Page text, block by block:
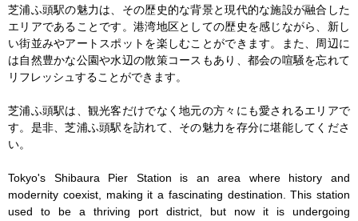
芝浦ふ頭駅の魅力は、その歴史的な背景と現代的な施設が融合した
エリアであることです。港湾地区としての歴史を感じながら、新し
い街並みやアートスポットを楽しむことができます。また、周辺に
は自然豊かな公園や水辺の散策コースもあり、都会の喧騒を忘れて
リフレッシュすることができます。
芝浦ふ頭駅は、観光客だけでなく地元の方々にも愛されるエリアで
す。是非、芝浦ふ頭駅を訪れて、その魅力を存分に堪能してくださ
い。
Tokyo's Shibaura Pier Station is an area where history and
modernity coexist, making it a fascinating destination. This station
used to be a thriving port district, but now it is undergoing